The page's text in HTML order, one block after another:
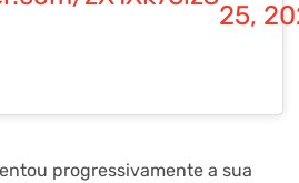
25,
progressivamente a sua